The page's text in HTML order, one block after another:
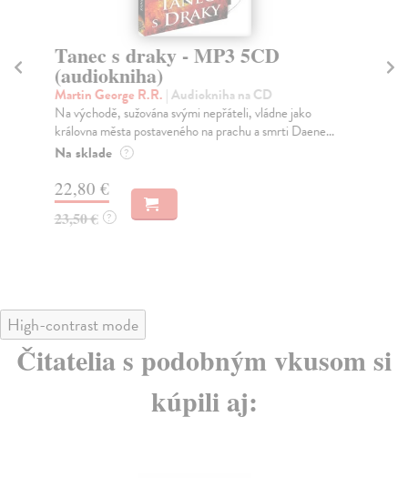
Tanec s draky - MP3 5CD
(audiokniha)
Martin George R.R. | Audiokniha na CD
Na východě, sužována svými nepřáteli, vládne jako
královna města postaveného na prachu a smrti Daene...
Na sklade ?
22,80 €
23,50 € ?
High-contrast mode
Čitatelia s podobným vkusom si
kúpili aj: